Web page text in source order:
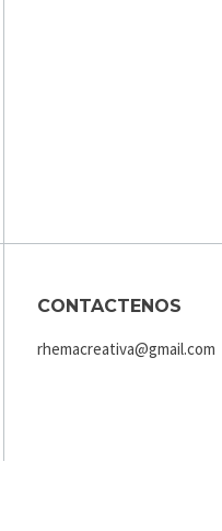
CONTACTENOS
rhemacreativa@gmail.com